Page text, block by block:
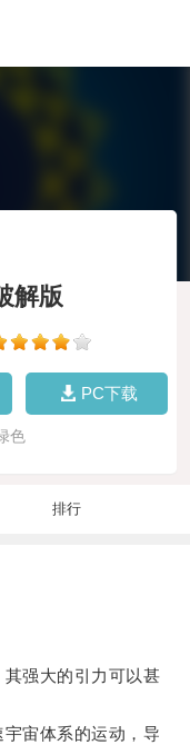
解版
PC下载
色
排行
强大的引力可以甚
宙体系的运动，导